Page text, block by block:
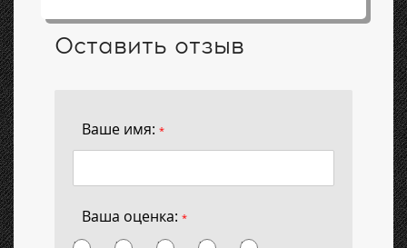
Оставить отзыв
Ваше имя: *
Ваша оценка: *